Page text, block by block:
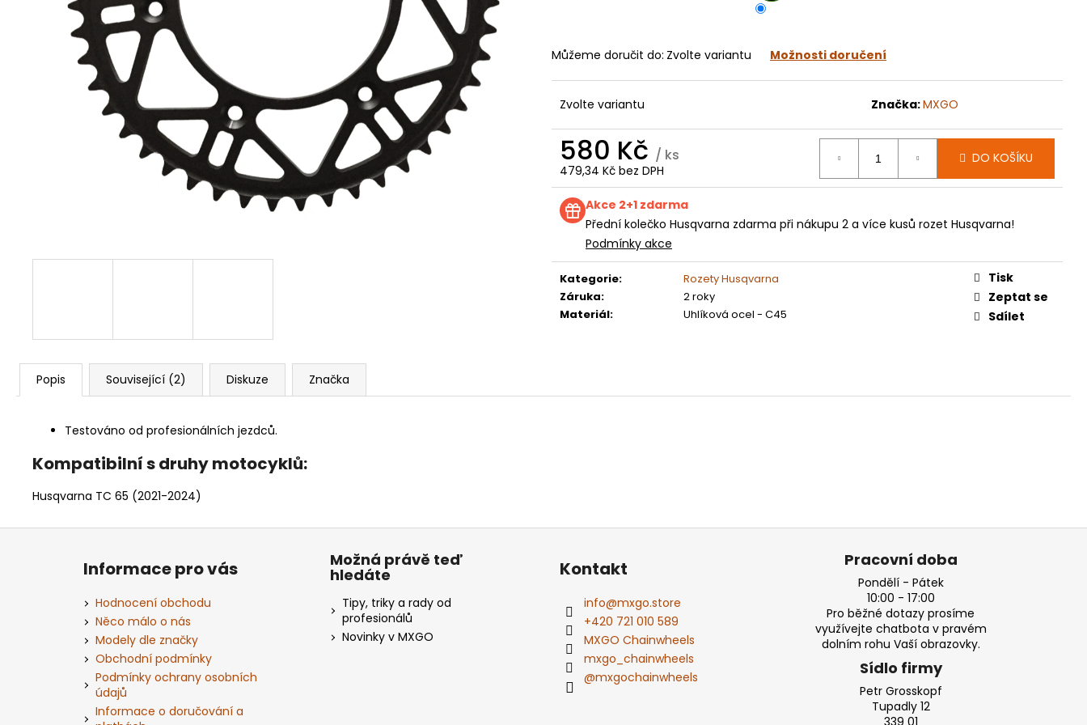
Můžeme doručit do: Zvolte variantu Možnosti doručení
Zvolte variantu Značka:MXGO
580 Kč / ks
479,34 Kč bez DPH
Měrná
cena:
DO KOŠÍKU
Akce 2+1 zdarma
Přední kolečko Husqvarna zdarma při nákupu 2 a více kusů rozet Husqvarna!
Podmínky akce
Kategorie:
Rozety Husqvarna
Záruka:
2 roky
Materiál: Uhlíková ocel - C45
Tisk
Zeptat se
Sdílet
Popis Související (2) Diskuze Značka
Testováno od profesionálních jezdců.
Kompatibilní s druhy motocyklů:
Husqvarna TC 65 (2021-2024)
KOLEČKO FANTIC XXF 450 (22-24) E427
199 Kč
KOLEČKO FANTIC XXF 250 (22-24) E250
199 Kč
KOLEČKO TM E2070
Z
Informace pro vás
Hodnocení obchodu
Něco málo o nás
Modely dle značky
Obchodní podmínky
Podmínky ochrany osobních
údajů
Informace o doručování a
Možná právě teď
hledáte
Tipy, triky a rady od
profesionálů
Novinky v MXGO
Kontakt
info@mxgo.store
+420 721 010 589
MXGO Chainwheels
mxgo_chainwheels
@mxgochainwheels
Pracovní doba
Pondělí - Pátek
10:00 - 17:00
Pro běžné dotazy prosíme
využívejte chatbota v pravém
dolním rohu Vaší obrazovky.
Sídlo firmy
Petr Grosskopf
Tupadly 12
339 01